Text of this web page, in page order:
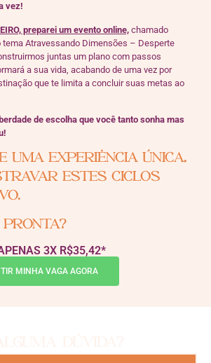
vez!
preparei um evento online, chamado
tema Atravessando Dimensões – Desperte
juntas um plano com passos
a sua vida, acabando de uma vez por
que te limita a concluir suas metas ao
de escolha que você tanto sonha mas
UMA EXPERIÊNCIA ÚNICA,
ESTES CICLOS
PRONTA?
3X R$35,42*
MINHA VAGA AGORA